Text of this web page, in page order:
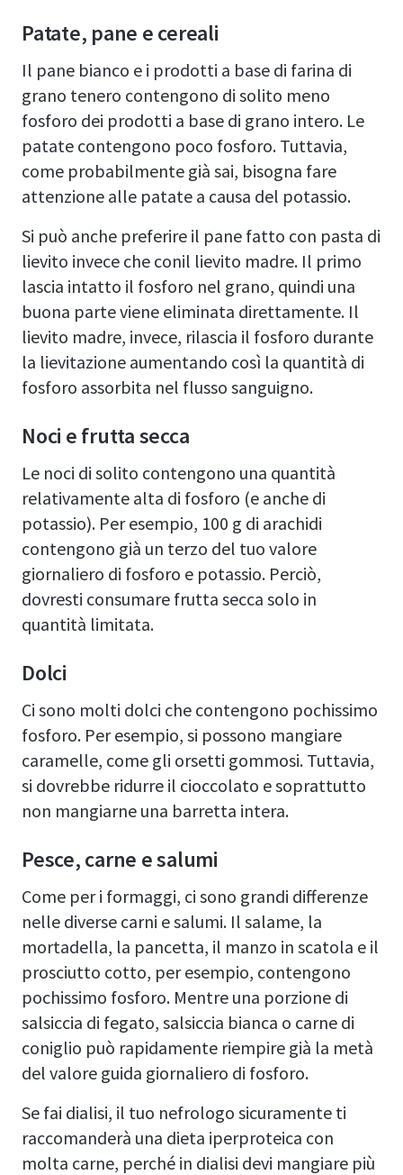
Patate, pane e cereali
Il pane bianco e i prodotti a base di farina di
grano tenero contengono di solito meno
fosforo dei prodotti a base di grano intero. Le
patate contengono poco fosforo. Tuttavia,
come probabilmente già sai, bisogna fare
attenzione alle patate a causa del potassio.
Si può anche preferire il pane fatto con pasta di
lievito invece che conil lievito madre. Il primo
lascia intatto il fosforo nel grano, quindi una
buona parte viene eliminata direttamente. Il
lievito madre, invece, rilascia il fosforo durante
la lievitazione aumentando così la quantità di
fosforo assorbita nel flusso sanguigno.
Noci e frutta secca
Le noci di solito contengono una quantità
relativamente alta di fosforo (e anche di
potassio). Per esempio, 100 g di arachidi
contengono già un terzo del tuo valore
giornaliero di fosforo e potassio. Perciò,
dovresti consumare frutta secca solo in
quantità limitata.
Dolci
Ci sono molti dolci che contengono pochissimo
fosforo. Per esempio, si possono mangiare
caramelle, come gli orsetti gommosi. Tuttavia,
si dovrebbe ridurre il cioccolato e soprattutto
non mangiarne una barretta intera.
Pesce, carne e salumi
Come per i formaggi, ci sono grandi differenze
nelle diverse carni e salumi. Il salame, la
mortadella, la pancetta, il manzo in scatola e il
prosciutto cotto, per esempio, contengono
pochissimo fosforo. Mentre una porzione di
salsiccia di fegato, salsiccia bianca o carne di
coniglio può rapidamente riempire già la metà
del valore guida giornaliero di fosforo.
Se fai dialisi, il tuo nefrologo sicuramente ti
raccomanderà una dieta iperproteica con
molta carne, perché in dialisi devi mangiare più